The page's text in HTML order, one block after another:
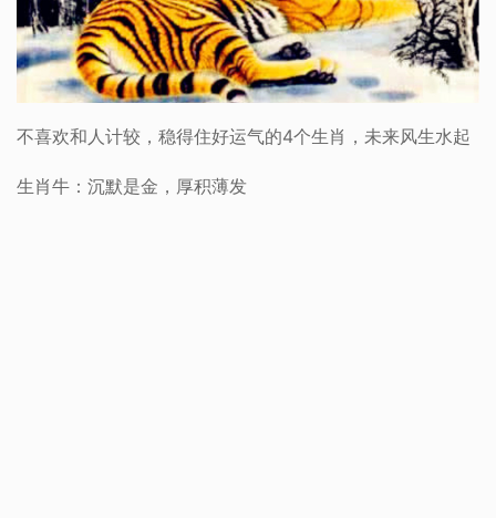
不喜欢和人计较，稳得住好运气的4个生肖，未来风生水起
生肖牛：沉默是金，厚积薄发